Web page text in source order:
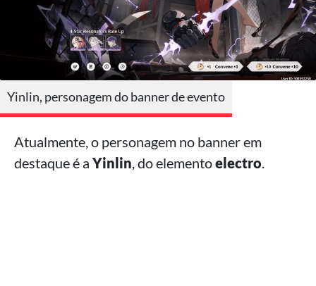
Yinlin, personagem do banner de evento
Atualmente, o personagem no banner em
destaque é a Yinlin, do elementoelectro.